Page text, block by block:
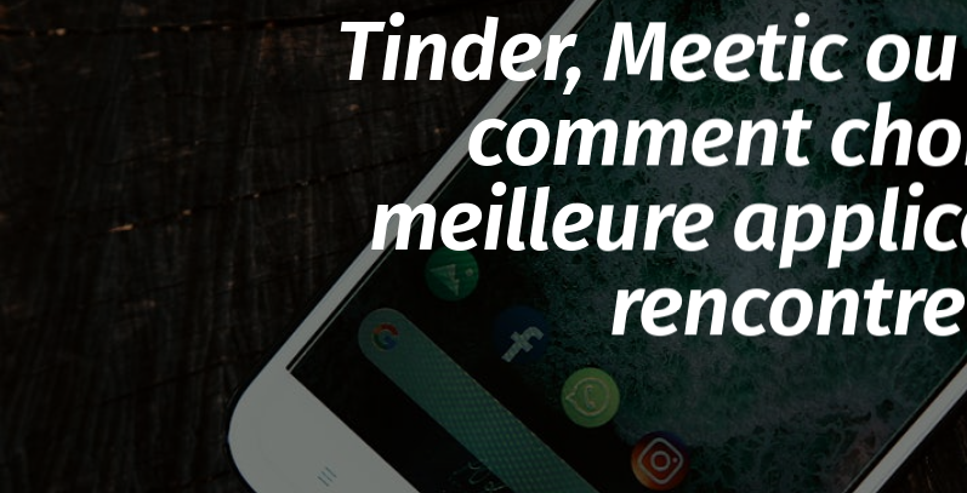
Tinder, Meetic
comment
meilleure